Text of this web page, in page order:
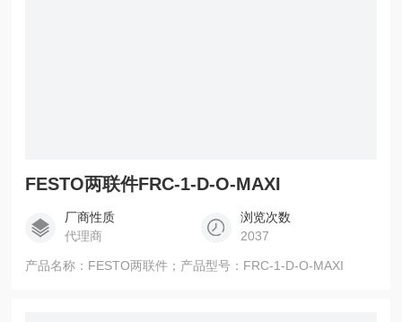
FESTO两联件FRC-1-D-O-MAXI
厂商性质
代理商
浏览次数
2037
产品名称：FESTO两联件；产品型号：FRC-1-D-O-MAXI